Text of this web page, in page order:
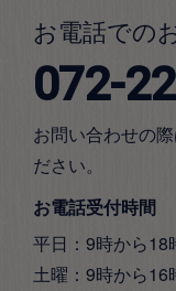
お電話での
072-
お問い合わせの
ださい。
お電話受付時間
平日：9時から18
土曜：9時から16